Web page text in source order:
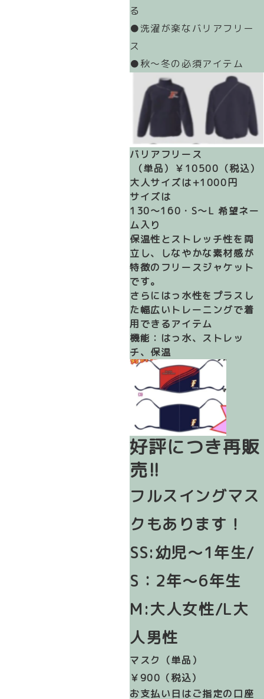
る
●洗濯が楽なバリアフリー
ス
●秋～冬の必須アイテム
バリアフリース
（単品）
￥10500 （税込）
大人サイズは+1000円
サイズは
130～160・S～L 希望ネー
ム入り
保温性とストレッチ性を両
立し、しなやかな素材感が
特徴のフリースジャケット
です。
さらにはっ水性をプラスし
た幅広いトレーニングで着
用できるアイテム
機能：はっ水、ストレッ
チ、保温
好評につき再販
売!!
フルスイングマス
クもあります！
SS:幼児～1年生/
S：2年～6年生
M:大人女性/L大
人男性
マスク（単品）
￥900（税込）
お支払い日はご指定の口座